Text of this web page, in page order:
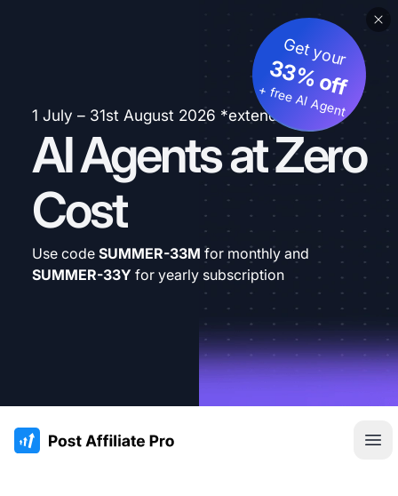
1 July – 31st August 2026 *extended
AI Agents at Zero
Cost
Get your
33% off
+ free AI Agent
Use code SUMMER-33M for monthly and
SUMMER-33Y for yearly subscription
:site.title